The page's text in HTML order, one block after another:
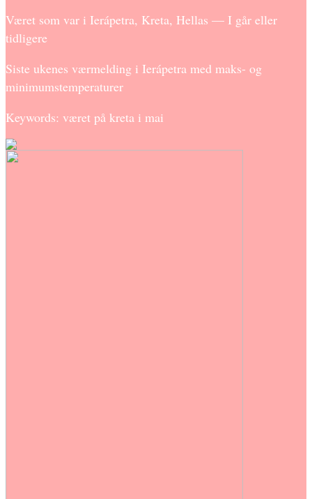
Været som var i Ierápetra, Kreta, Hellas — I går eller
tidligere
Siste ukenes værmelding i Ierápetra med maks- og
minimumstemperaturer
Keywords: været på kreta i mai